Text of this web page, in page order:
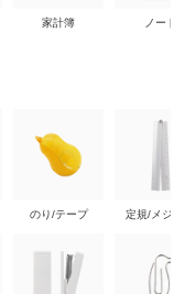
家計簿 ノート
のり/テープ 定規/メジ